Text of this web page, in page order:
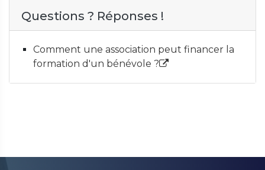
Questions ? Réponses !
Comment une association peut financer la
formation d'un bénévole ?